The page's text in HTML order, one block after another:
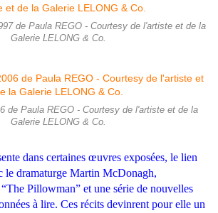
de Paula REGO - Courtesy de l'artiste et de la
Galerie LELONG & Co.
de Paula REGO - Courtesy de l'artiste et de la
Galerie LELONG & Co.
dans certaines œuvres exposées, le lien
le dramaturge Martin McDonagh,
Pillowman” et une série de nouvelles
à lire. Ces récits devinrent pour elle un